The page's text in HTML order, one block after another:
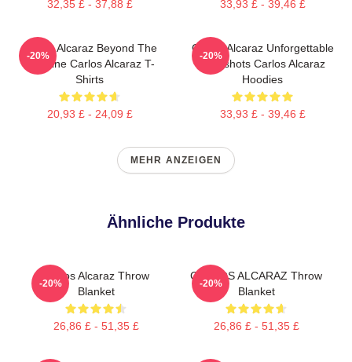
32,35 £ - 37,88 £ 33,93 £ - 39,46 £
Carlos Alcaraz Beyond The
Baseline Carlos Alcaraz T-
Shirts
20,93 £ - 24,09 £
-20%
Carlos Alcaraz Unforgettable
Dropshots Carlos Alcaraz
Hoodies
33,93 £ - 39,46 £
-20%
MEHR ANZEIGEN
Ähnliche Produkte
Carlos Alcaraz Throw
Blanket
26,86 £ - 51,35 £
-20%
CARLOS ALCARAZ Throw
Blanket
26,86 £ - 51,35 £
-20%